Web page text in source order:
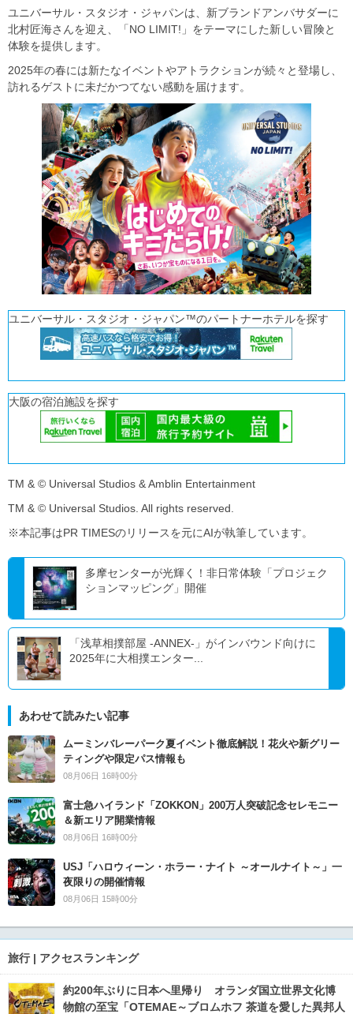
ユニバーサル・スタジオ・ジャパンは、新ブランドアンバサダーに
北村匠海さんを迎え、「NO LIMIT!」をテーマにした新しい冒険と
体験を提供します。
2025年の春には新たなイベントやアトラクションが続々と登場し、
訪れるゲストに未だかつてない感動を届けます。
ユニバーサル・スタジオ・ジャパン™のパートナーホテルを探す
大阪の宿泊施設を探す
TM & © Universal Studios & Amblin Entertainment
TM & © Universal Studios. All rights reserved.
※本記事はPR TIMESのリリースを元にAIが執筆しています。
多摩センターが光輝く！非日常体験「プロジェク
ションマッピング」開催
「浅草相撲部屋 -ANNEX-」がインバウンド向けに
2025年に大相撲エンター...
あわせて読みたい記事
ムーミンバレーパーク夏イベント徹底解説！花火や新グリー
ティングや限定パス情報も
08月06日 16時00分
富士急ハイランド「ZOKKON」200万人突破記念セレモニー
＆新エリア開業情報
08月06日 16時00分
USJ「ハロウィーン・ホラー・ナイト ～オールナイト～」一
夜限りの開催情報
08月06日 15時00分
旅行 | アクセスランキング
約200年ぶりに日本へ里帰り オランダ国立世界文化博
物館の至宝「OTEMAE～ブロムホフ 茶道を愛した異邦人